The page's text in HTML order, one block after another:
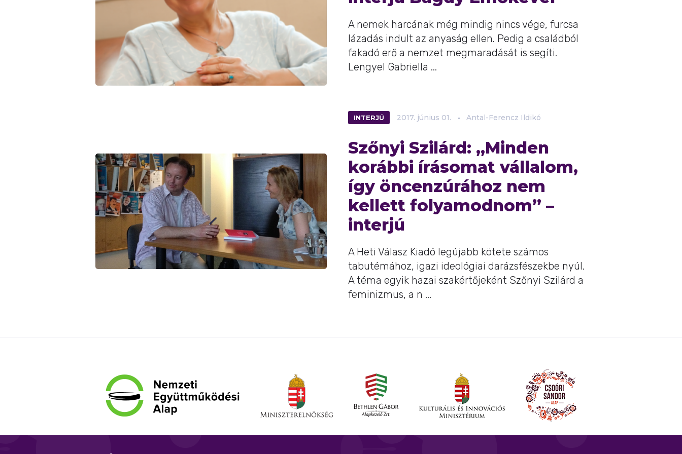
A nemek harcának még mindig nincs vége, furcsa
lázadás indult az anyaság ellen. Pedig a családból
fakadó erő a nemzet megmaradását is segíti.
Lengyel Gabriella ...
INTERJÚ 2017. június 01. Antal-Ferencz Ildikó
Szőnyi Szilárd: „Minden
korábbi írásomat vállalom,
így öncenzúrához nem
kellett folyamodnom” –
interjú
A Heti Válasz Kiadó legújabb kötete számos
tabutémához, igazi ideológiai darázsfészekbe nyúl.
A téma egyik hazai szakértőjeként Szőnyi Szilárd a
feminizmus, a n ...